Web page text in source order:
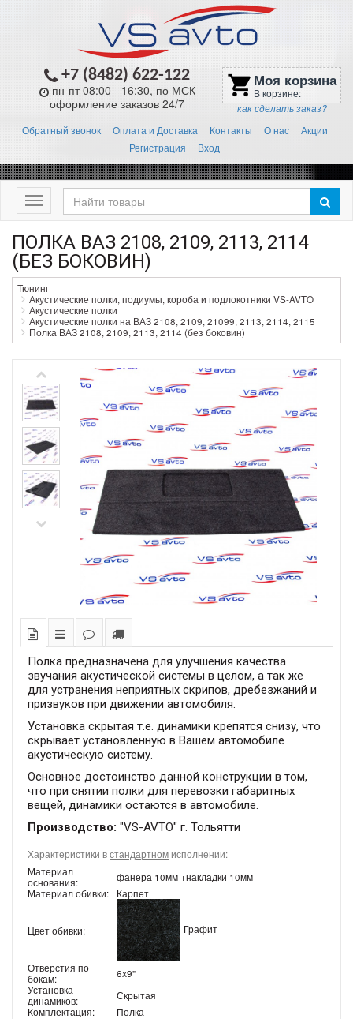
+7 (8482) 622-122
пн-пт 08:00 - 16:30, по МСК
оформление заказов 24/7
shopping_cart Моя корзина
В корзине:
как сделать заказ?
Обратный звонок Оплата и Доставка Контакты О нас
Акции
Регистрация
Вход
Меню
ПОЛКА ВАЗ 2108, 2109, 2113, 2114
(БЕЗ БОКОВИН)
Тюнинг
Акустические полки, подиумы, короба и подлокотники VS-AVTO
Акустические полки
Акустические полки на ВАЗ 2108, 2109, 21099, 2113, 2114, 2115
Полка ВАЗ 2108, 2109, 2113, 2114 (без боковин)
Полка предназначена для улучшения качества
звучания акустической системы в целом, а так же
для устранения неприятных скрипов, дребезжаний и
призвуков при движении автомобиля.
Установка скрытая т.е. динамики крепятся снизу, что
скрывает установленную в Вашем автомобиле
акустическую систему.
Основное достоинство данной конструкции в том,
что при снятии полки для перевозки габаритных
вещей, динамики остаются в автомобиле.
Производство: "VS-AVTO" г. Тольятти
Характеристики встандартномисполнении:
Материал
основания:
фанера 10мм +накладки 10мм
Материал обивки:
Карпет
Цвет обивки: Графит
Отверстия по
бокам:
6х9"
Установка
динамиков:
Скрытая
Комплектация:
Полка